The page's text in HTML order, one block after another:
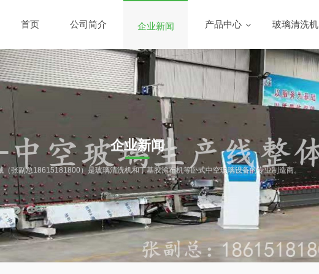
首页 公司简介 企业新闻 产品中心 玻璃清洗机
企业新闻
（张副总18615181800）是玻璃清洗机和丁基胶涂布机等卧式中空玻璃设备的专业制造商。